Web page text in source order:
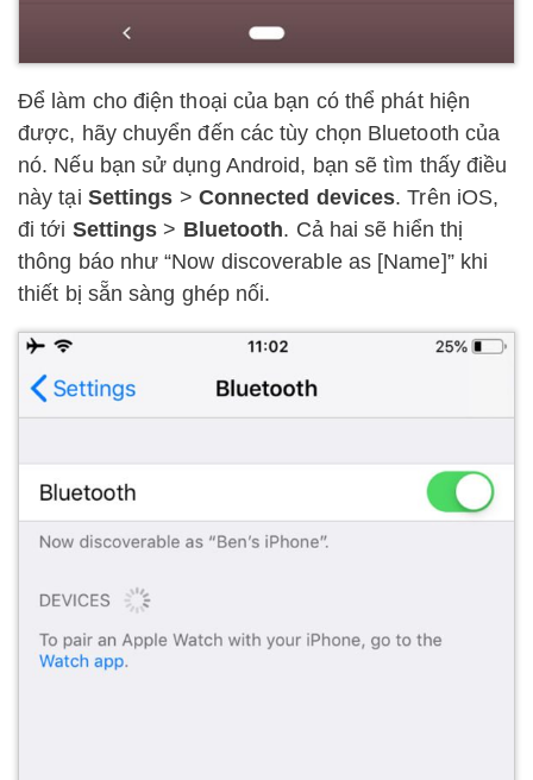
Để làm cho điện thoại của bạn có thể phát hiện
được, hãy chuyển đến các tùy chọn Bluetooth của
nó. Nếu bạn sử dụng Android, bạn sẽ tìm thấy điều
này tại Settings > Connected devices. Trên iOS,
đi tới Settings > Bluetooth. Cả hai sẽ hiển thị
thông báo như “Now discoverable as [Name]” khi
thiết bị sẵn sàng ghép nối.